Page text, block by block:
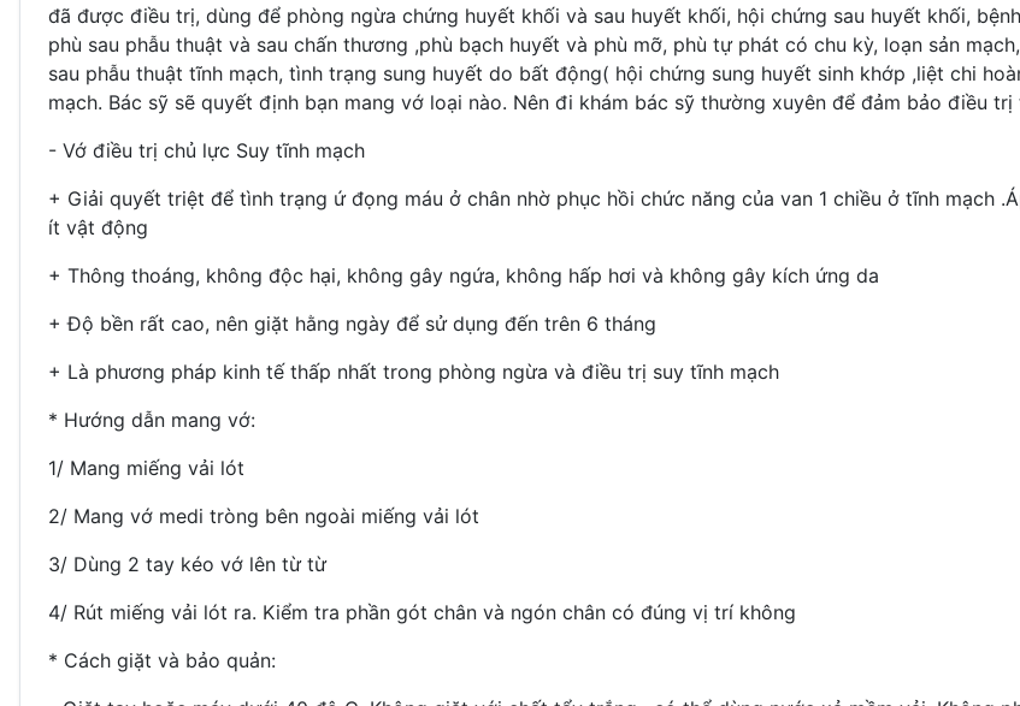
đã được điều trị, dùng để phòng ngừa chứng huyết khối và sau huyết khối, hội chứng sau huyết khối,
phù sau phẫu thuật và sau chấn thương ,phù bạch huyết và phù mỡ, phù tự phát có chu kỳ, loạn sản
sau phẫu thuật tĩnh mạch, tình trạng sung huyết do bất động( hội chứng sung huyết sinh khớp ,liệt chi
mạch. Bác sỹ sẽ quyết định bạn mang vớ loại nào. Nên đi khám bác sỹ thường xuyên để đảm bảo điều trị
- Vớ điều trị chủ lực Suy tĩnh mạch
+ Giải quyết triệt để tình trạng ứ đọng máu ở chân nhờ phục hồi chức năng của van 1 chiều ở tĩnh mạch
ít vật động
+ Thông thoáng, không độc hại, không gây ngứa, không hấp hơi và không gây kích ứng da
+ Độ bền rất cao, nên giặt hằng ngày để sử dụng đến trên 6 tháng
+ Là phương pháp kinh tế thấp nhất trong phòng ngừa và điều trị suy tĩnh mạch
* Hướng dẫn mang vớ:
1/ Mang miếng vải lót
2/ Mang vớ medi tròng bên ngoài miếng vải lót
3/ Dùng 2 tay kéo vớ lên từ từ
4/ Rút miếng vải lót ra. Kiểm tra phần gót chân và ngón chân có đúng vị trí không
* Cách giặt và bảo quản: